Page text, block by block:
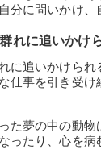
分に問いかけ、
れに追いかけ
に追いかけられ
仕事を引き受け
た夢の中の動
ったり、心を病